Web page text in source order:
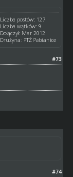
Liczba postów: 127
Liczba wątków: 9
Dołączył: Mar 2012
Drużyna: PTŻ Pabianice
#73
#74